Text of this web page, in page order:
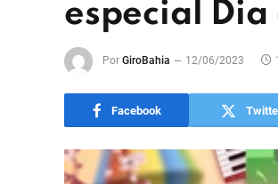
especial
Por GiroBahia 12/06/2023
Facebook